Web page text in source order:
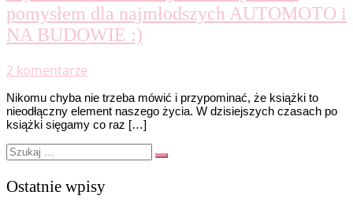
pomysłem dla najmłodszych AUTOMOTO i
NA BUDOWIE :)
2 komentarze
Nikomu chyba nie trzeba mówić i przypominać, że książki to
nieodłączny element naszego życia. W dzisiejszych czasach po
książki sięgamy co raz […]
Szukaj
Szukaj
Ostatnie wpisy